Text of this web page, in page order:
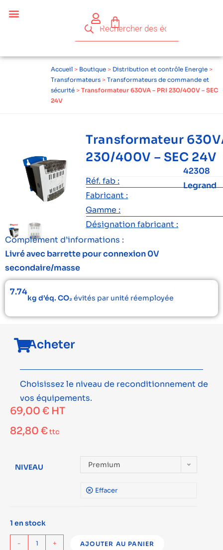
Accueil > Boutique > Distribution et contrôle Energie >
Transformateurs > Transformateurs de commande et
sécurité > Transformateur 630VA – PRI 230/400V – SEC
24V
Transformateur
230/400V – SEC 24V
Réf. fab :
42308
Fabricant :
Legrand
Gamme :
Désignation fabricant :
Complément d’informations :
Livré avec barrette pour connexion 0V
secondaire/masse
7.74
kg d’éq. CO₂évités par unité réemployée
Acheter
Choisissez le niveau de reconditionnement de
vos équipements.
69,00 € HT
82,80 €ttc
NIVEAU Premium
Effacer
1 en stock
- + AJOUTER AU PANIER